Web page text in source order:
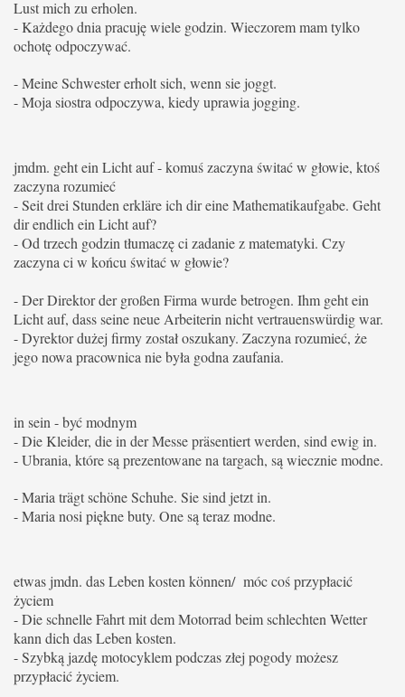
Lust mich zu erholen.
- Każdego dnia pracuję wiele godzin. Wieczorem mam tylko
ochotę odpoczywać.
- Meine Schwester erholt sich, wenn sie joggt.
- Moja siostra odpoczywa, kiedy uprawia jogging.
jmdm. geht ein Licht auf - komuś zaczyna świtać w głowie, ktoś
zaczyna rozumieć
- Seit drei Stunden erkläre ich dir eine Mathematikaufgabe. Geht
dir endlich ein Licht auf?
- Od trzech godzin tłumaczę ci zadanie z matematyki. Czy
zaczyna ci w końcu świtać w głowie?
- Der Direktor der großen Firma wurde betrogen. Ihm geht ein
Licht auf, dass seine neue Arbeiterin nicht vertrauenswürdig war.
- Dyrektor dużej firmy został oszukany. Zaczyna rozumieć, że
jego nowa pracownica nie była godna zaufania.
in sein - być modnym
- Die Kleider, die in der Messe präsentiert werden, sind ewig in.
- Ubrania, które są prezentowane na targach, są wiecznie modne.
- Maria trägt schöne Schuhe. Sie sind jetzt in.
- Maria nosi piękne buty. One są teraz modne.
etwas jmdn. das Leben kosten können/ móc coś przypłacić
życiem
- Die schnelle Fahrt mit dem Motorrad beim schlechten Wetter
kann dich das Leben kosten.
- Szybką jazdę motocyklem podczas złej pogody możesz
przypłacić życiem.